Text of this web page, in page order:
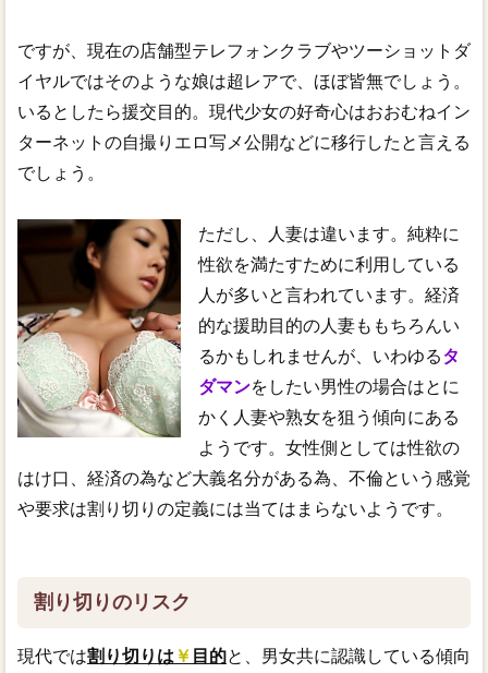
ですが、現在の店舗型テレフォンクラブやツーショットダ
イヤルではそのような娘は超レアで、ほぼ皆無でしょう。
いるとしたら援交目的。現代少女の好奇心はおおむねイン
ターネットの自撮りエロ写メ公開などに移行したと言える
でしょう。
ただし、人妻は違います。純粋に
性欲を満たすために利用している
人が多いと言われています。経済
的な援助目的の人妻ももちろんい
るかもしれませんが、いわゆるタ
ダマンをしたい男性の場合はとに
かく人妻や熟女を狙う傾向にある
ようです。女性側としては性欲の
はけ口、経済の為など大義名分がある為、不倫という感覚
や要求は割り切りの定義には当てはまらないようです。
割り切りのリスク
現代では割り切りは ￥ 目的と、男女共に認識している傾向